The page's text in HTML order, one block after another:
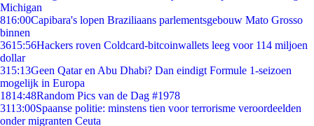
Michigan
816:00Capibara's lopen Braziliaans parlementsgebouw Mato Grosso
binnen
3615:56Hackers roven Coldcard-bitcoinwallets leeg voor 114 miljoen
dollar
315:13Geen Qatar en Abu Dhabi? Dan eindigt Formule 1-seizoen
mogelijk in Europa
1814:48Random Pics van de Dag #1978
3113:00Spaanse politie: minstens tien voor terrorisme veroordeelden
onder migranten Ceuta